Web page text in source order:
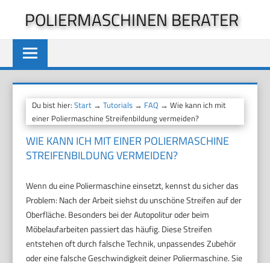
springen
POLIERMASCHINEN BERATER
Du bist hier:Start →Tutorials → FAQ → Wie kann ich mit
einer Poliermaschine Streifenbildung vermeiden?
WIE KANN ICH MIT EINER POLIERMASCHINE
STREIFENBILDUNG VERMEIDEN?
Wenn du eine Poliermaschine einsetzt, kennst du sicher das
Problem: Nach der Arbeit siehst du unschöne Streifen auf der
Oberfläche. Besonders bei der Autopolitur oder beim
Möbelaufarbeiten passiert das häufig. Diese Streifen
entstehen oft durch falsche Technik, unpassendes Zubehör
oder eine falsche Geschwindigkeit deiner Poliermaschine. Sie